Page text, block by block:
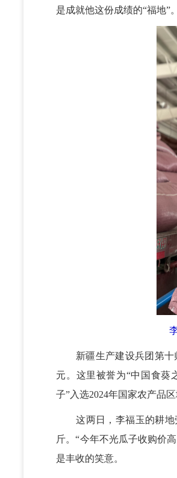
是成就他这份成绩的“福地”
新疆生产建设兵团第十师
元。这里被誉为“中国食葵
子”入选2024年国家农产品
这两日，李福玉的耕地旁
斤。“今年不光瓜子收购价
是丰收的笑意。